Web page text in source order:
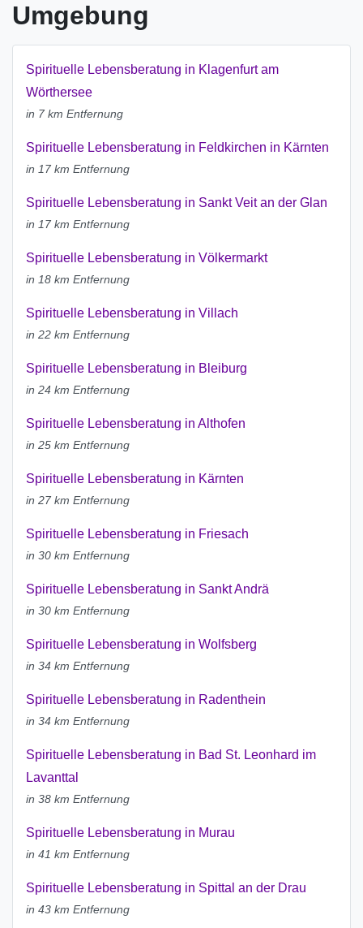
Umgebung
Spirituelle Lebensberatung in Klagenfurt am
Wörthersee
in 7 km Entfernung
Spirituelle Lebensberatung in Feldkirchen in Kärnten
in 17 km Entfernung
Spirituelle Lebensberatung in Sankt Veit an der Glan
in 17 km Entfernung
Spirituelle Lebensberatung in Völkermarkt
in 18 km Entfernung
Spirituelle Lebensberatung in Villach
in 22 km Entfernung
Spirituelle Lebensberatung in Bleiburg
in 24 km Entfernung
Spirituelle Lebensberatung in Althofen
in 25 km Entfernung
Spirituelle Lebensberatung in Kärnten
in 27 km Entfernung
Spirituelle Lebensberatung in Friesach
in 30 km Entfernung
Spirituelle Lebensberatung in Sankt Andrä
in 30 km Entfernung
Spirituelle Lebensberatung in Wolfsberg
in 34 km Entfernung
Spirituelle Lebensberatung in Radenthein
in 34 km Entfernung
Spirituelle Lebensberatung in Bad St. Leonhard im
Lavanttal
in 38 km Entfernung
Spirituelle Lebensberatung in Murau
in 41 km Entfernung
Spirituelle Lebensberatung in Spittal an der Drau
in 43 km Entfernung